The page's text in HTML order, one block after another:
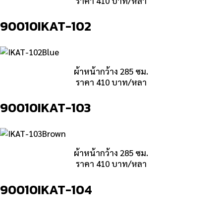
90010IKAT-102
ผ้าหน้ากว้าง 285 ซม.
ราคา 410 บาท/หลา
90010IKAT-103
ผ้าหน้ากว้าง 285 ซม.
ราคา 410 บาท/หลา
90010IKAT-104